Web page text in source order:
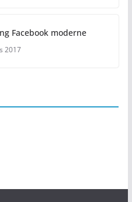
Facebook moderne
2017